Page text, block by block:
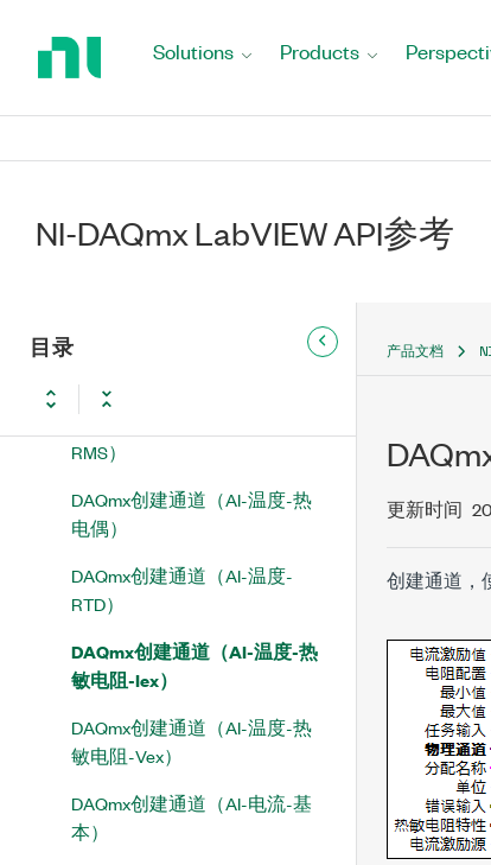
Solutions Products
NI-DAQmx LabVIEW API参考
目录
NI-DAQmx LabVIEW API参考
DAQmx Global Channel
DAQmx创建通道（AI-电压-基
RMS）
DAQmx创建通道（AI-温度-热
电偶）
DAQmx创建通道（AI-温度-
RTD）
DAQmx创建通道（AI-温度-热
敏电阻-Iex）
DAQmx创建通道（AI-温度-热
敏电阻-Vex）
DAQmx创建通道（AI-电流-基
本）
产品文档
更新时间
创建通道，